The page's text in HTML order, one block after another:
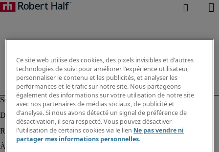
Ce site web utilise des cookies, des pixels invisibles et d'autres
technologies de suivi pour améliorer l'expérience utilisateur,
personnaliser le contenu et les publicités, et analyser les
performances et le trafic sur notre site. Nous partageons
également des informations sur votre utilisation de notre site
avec nos partenaires de médias sociaux, de publicité et
d'analyse. Si nous avons détecté un signal de préférence de
désactivation, il sera respecté. Vous pouvez désactiver
l'utilisation de certains cookies via le lien Ne pas vendre ni
partager mes informations personnelles.